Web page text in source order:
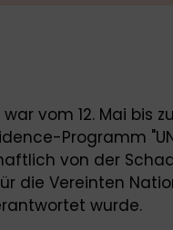
vom 12. Mai bis
Programm
von der
die Vereinten
wurde.